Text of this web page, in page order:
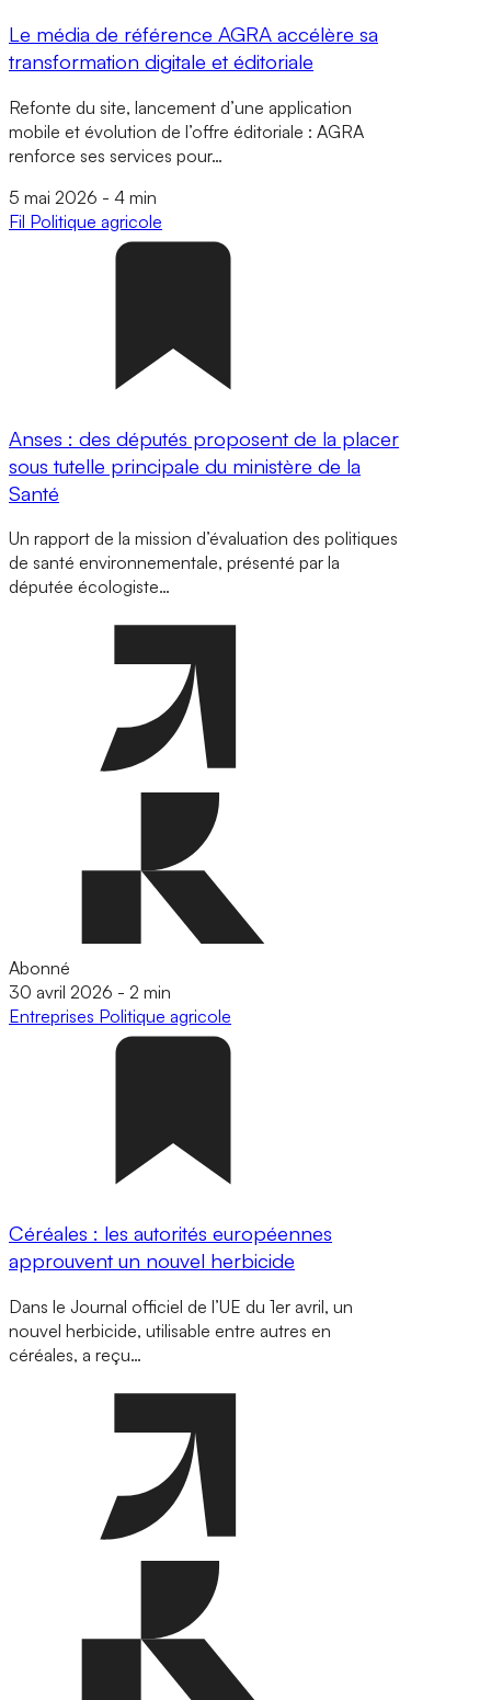
Le média de référence AGRA accélère sa
transformation digitale et éditoriale
Refonte du site, lancement d’une application
mobile et évolution de l’offre éditoriale : AGRA
renforce ses services pour…
5 mai 2026 - 4 min
Fil Politique agricole
Anses : des députés proposent de la placer
sous tutelle principale du ministère de la
Santé
Un rapport de la mission d’évaluation des politiques
de santé environnementale, présenté par la
députée écologiste…
Abonné
30 avril 2026 - 2 min
Entreprises Politique agricole
Céréales : les autorités européennes
approuvent un nouvel herbicide
Dans le Journal officiel de l’UE du 1er avril, un
nouvel herbicide, utilisable entre autres en
céréales, a reçu…